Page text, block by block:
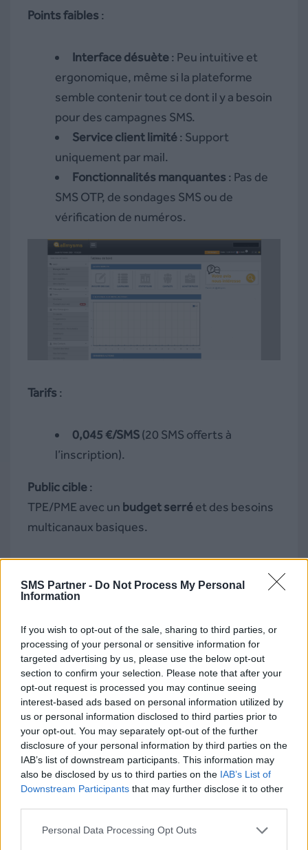
SMS Partner - Do Not Process My Personal
Information
If you wish to opt-out of the sale, sharing to third parties, or
processing of your personal or sensitive information for
targeted advertising by us, please use the below opt-out
section to confirm your selection. Please note that after your
opt-out request is processed you may continue seeing
interest-based ads based on personal information utilized by
us or personal information disclosed to third parties prior to
your opt-out. You may separately opt-out of the further
disclosure of your personal information by third parties on the
IAB’s list of downstream participants. This information may
also be disclosed by us to third parties on the IAB’s List of
Downstream Participants that may further disclose it to other
Personal Data Processing Opt Outs
Points faibles:
Interface désuète: Peu intuitive et
ergonomique, même si la plateforme
semble contenir tout ce dont il y a besoin
pour des campagnes SMS.
Service client limité: Support
uniquement par mail.
Fonctionnalités manquantes: Pas de
SMS OTP, de sondages SMS ou de
vérification de numéros.
Tarifs:
0,045 €/SMS(20 SMS offerts à
l’inscription).
Public cible:
TPE/PME avec un budget serréet des besoins
multicanaux basiques.
4. Spot Hit
Interface simple: Idéale pour les
débutants, sans compétences
techniques requises.
100 SMS offertsà l’inscription pour
tester la plateforme.
Multicanal : Gestion des SMS, RCS,
emails et messages vocaux depuis une
seule interface.
Points faibles: